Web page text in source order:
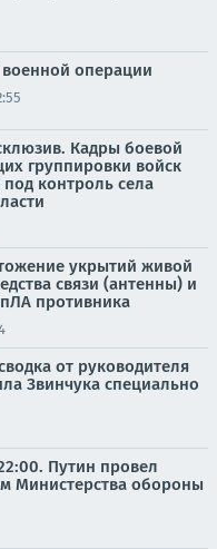
операции
Кадры боевой
группировки войск
контроль села
укрытий живой
связи (антенны) и
противника
от руководителя
Звинчука специально
Путин провел
Министерства обороны